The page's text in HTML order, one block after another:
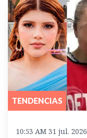
TENDENCIAS
10:53 AM 31 jul. 2026